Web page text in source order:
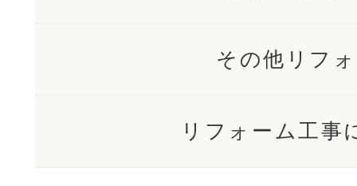
その他リフ
リフォーム工事